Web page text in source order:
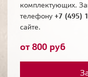
комплектующих.
телефону +7 (495)
сайте.
от 800 руб